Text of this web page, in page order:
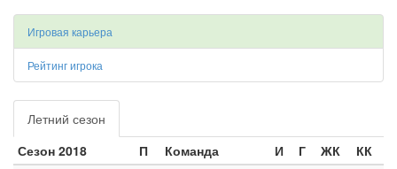
Игровая карьера
Рейтинг игрока
Летний сезон
Сезон 2018
П Команда И Г ЖК
КК